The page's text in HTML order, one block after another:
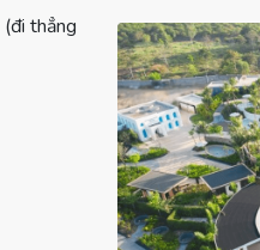
(đi thẳng